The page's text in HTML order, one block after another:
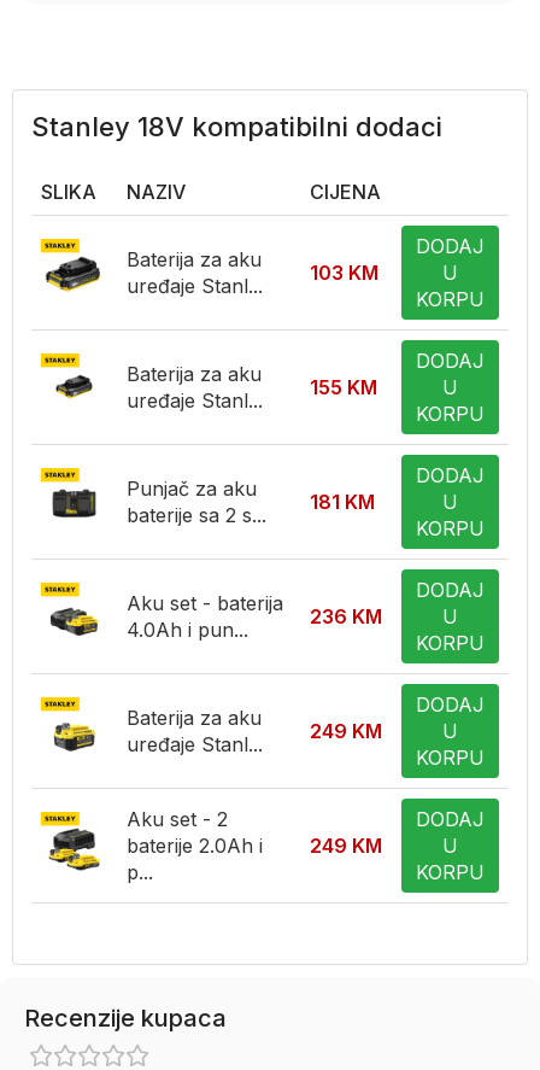
Stanley 18V kompatibilni dodaci
SLIKA NAZIV CIJENA
Baterija za aku
uređaje Stanl...
103 KM
DODAJ
U
KORPU
Baterija za aku
uređaje Stanl...
155 KM
DODAJ
U
KORPU
Punjač za aku
baterije sa 2 s...
181 KM
DODAJ
U
KORPU
Aku set - baterija
4.0Ah i pun...
236 KM
DODAJ
U
KORPU
Baterija za aku
uređaje Stanl...
249 KM
DODAJ
U
KORPU
Aku set - 2
baterije 2.0Ah i
p...
249 KM
DODAJ
U
KORPU
Recenzije kupaca